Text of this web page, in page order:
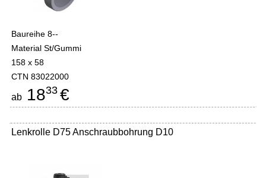
Baureihe 8--
Material St/Gummi
158 x 58
CTN 83022000
ab 1833 €
Lenkrolle D75 Anschraubbohrung D10